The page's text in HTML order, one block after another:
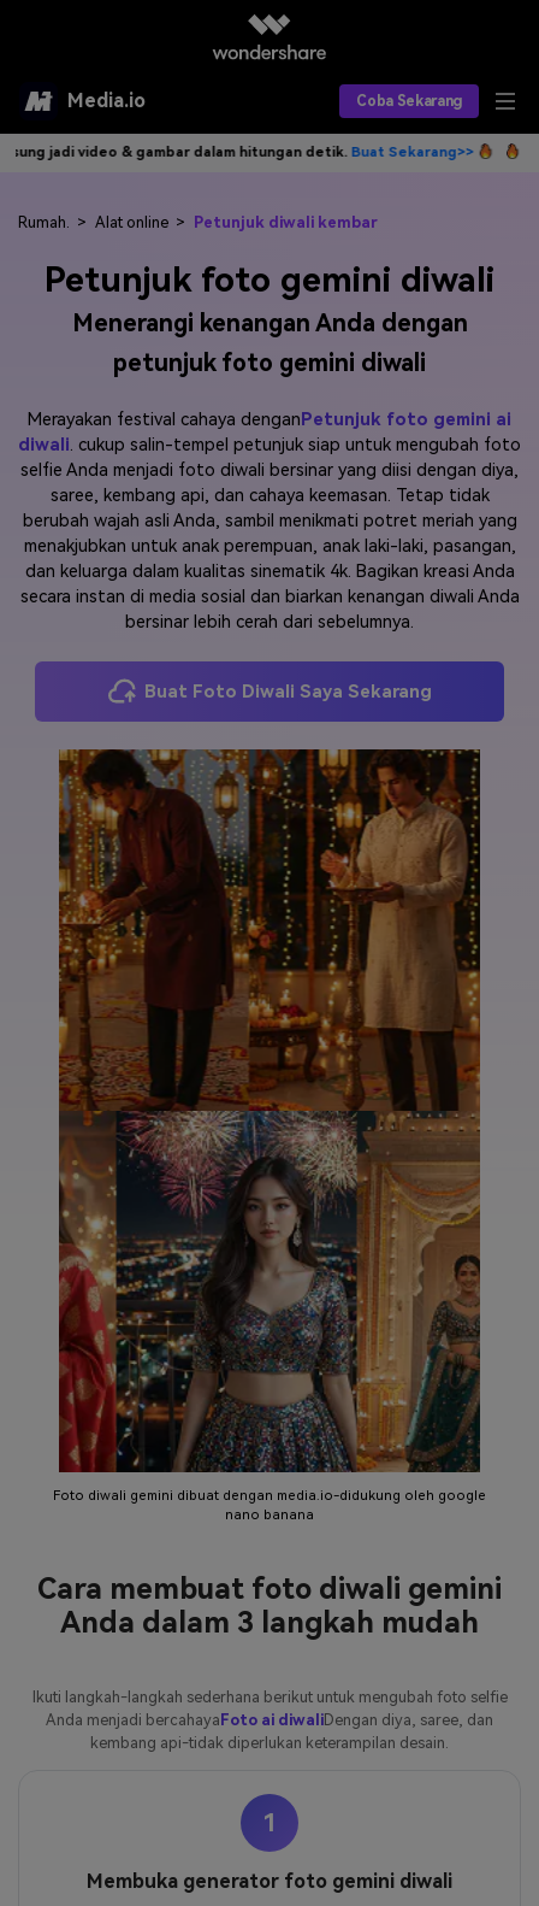
Media.io Coba Sekarang
Alat AI
AI Video
AI Gambar
AI Audio
Produk AI
Asisten Video AI
Editor Video AI
Editor Audio AI
Find More Solutions >>
Efek AI
Efek Video
Sumber Daya
Panduan Pengguna Apa yang Baru
FAQs Hubungi Kami
Tips & Tutorial AI
Postingan Terbaru
Jelajahi Lebih Banyak >>
Veo3 TOP
Masuk
gambar dalam hitungan detik.Buat Sekarang>> Tulis idemu, AI
Rumah. > Alat online > Petunjuk diwali kembar
Petunjuk foto gemini diwali
Menerangi kenangan Anda dengan
petunjuk foto gemini diwali
Merayakan festival cahaya dengan Petunjuk foto gemini ai
diwali. cukup salin-tempel petunjuk siap untuk mengubah foto
selfie Anda menjadi foto diwali bersinar yang diisi dengan diya,
saree, kembang api, dan cahaya keemasan. Tetap tidak
berubah wajah asli Anda, sambil menikmati potret meriah yang
menakjubkan untuk anak perempuan, anak laki-laki, pasangan,
dan keluarga dalam kualitas sinematik 4k. Bagikan kreasi Anda
secara instan di media sosial dan biarkan kenangan diwali Anda
bersinar lebih cerah dari sebelumnya.
Buat Foto Diwali Saya Sekarang
Foto diwali gemini dibuat dengan media.io-didukung oleh google
nano banana
Cara membuat foto diwali gemini
Anda dalam 3 langkah mudah
Ikuti langkah-langkah sederhana berikut untuk mengubah foto selfie
Anda menjadi bercahaya Foto ai diwaliDengan diya, saree, dan
kembang api-tidak diperlukan keterampilan desain.
1
Membuka generator foto gemini diwali